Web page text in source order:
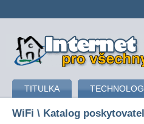
připojení k internetu
TITULKA
WiFi \ Katalog